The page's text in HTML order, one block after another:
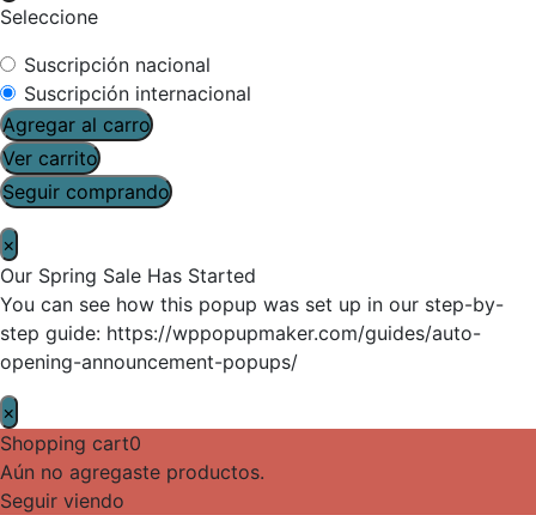
Seleccione
Suscripción nacional
Suscripción internacional
Agregar al carro
Ver carrito
Seguir comprando
×
Our Spring Sale Has Started
You can see how this popup was set up in our step-by-
step guide: https://wppopupmaker.com/guides/auto-
opening-announcement-popups/
×
Shopping cart0
Aún no agregaste productos.
Seguir viendo